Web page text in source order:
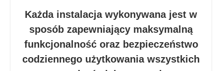
Każda instalacja wykonywana jest w
sposób zapewniający maksymalną
funkcjonalność oraz bezpieczeństwo
codziennego użytkowania wszystkich